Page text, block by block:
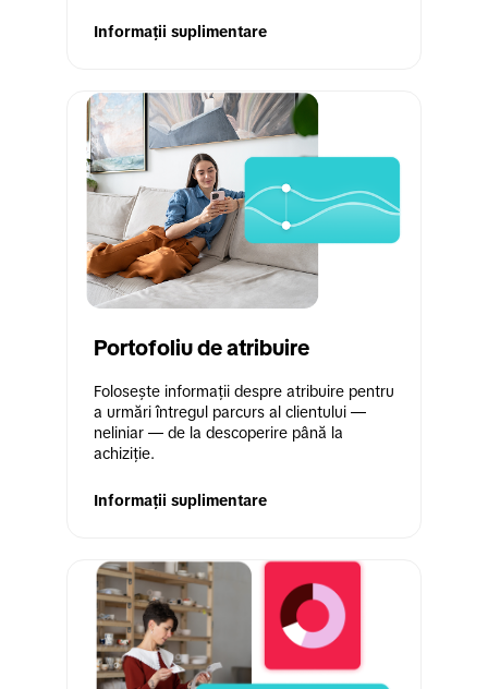
Informații suplimentare
Portofoliu de atribuire
Folosește informații despre atribuire pentru
a urmări întregul parcurs al clientului —
neliniar — de la descoperire până la
achiziție.
Informații suplimentare